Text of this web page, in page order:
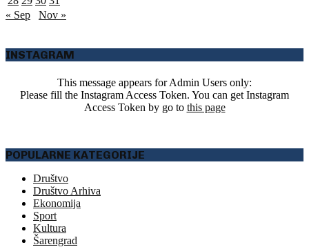
« Sep
Nov »
INSTAGRAM
This message appears for Admin Users only:
Please fill the Instagram Access Token. You can get Instagram
Access Token by go to this page
POPULARNE KATEGORIJE
Društvo
Društvo Arhiva
Ekonomija
Sport
Kultura
Šarengrad